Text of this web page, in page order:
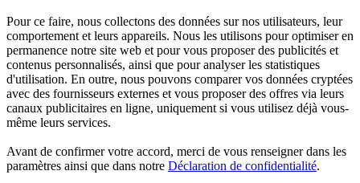
Pour ce faire, nous collectons des données sur nos utilisateurs, leur
comportement et leurs appareils. Nous les utilisons pour optimiser en
permanence notre site web et pour vous proposer des publicités et
contenus personnalisés, ainsi que pour analyser les statistiques
d'utilisation. En outre, nous pouvons comparer vos données cryptées
avec des fournisseurs externes et vous proposer des offres via leurs
canaux publicitaires en ligne, uniquement si vous utilisez déjà vous-
même leurs services.
Avant de confirmer votre accord, merci de vous renseigner dans les
paramètres ainsi que dans notre Déclaration de confidentialité.